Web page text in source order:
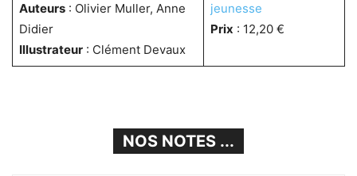
Auteurs: Olivier Muller, Anne
Didier
Illustrateur: Clément Devaux
jeunesse
Prix : 12,20 €
NOS NOTES ...